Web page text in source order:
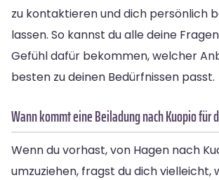
zu kontaktieren und dich persönlich
lassen. So kannst du alle deine
Gefühl dafür bekommen, welcher
besten zu deinen Bedürfnissen passt.
Wann kommt eine Beiladung nach Kuopio für
Wenn du vorhast, von Hagen nach
umzuziehen, fragst du dich vielleicht,